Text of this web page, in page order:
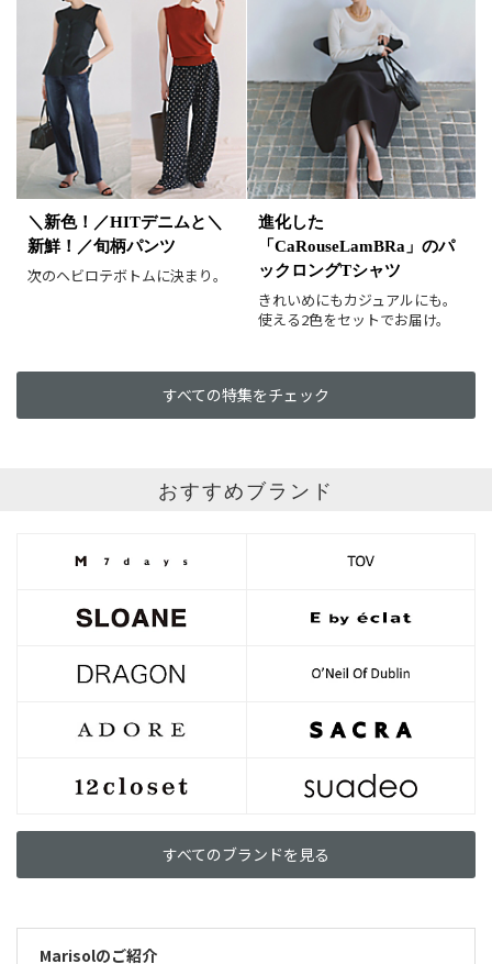
＼新色！／HITデニムと＼
新鮮！／旬柄パンツ
次のヘビロテボトムに決まり。
進化した
「CaRouseLamBRa」のパ
ックロングTシャツ
きれいめにもカジュアルにも。
使える2色をセットでお届け。
すべての特集をチェック
おすすめブランド
すべてのブランドを見る
Marisolのご紹介